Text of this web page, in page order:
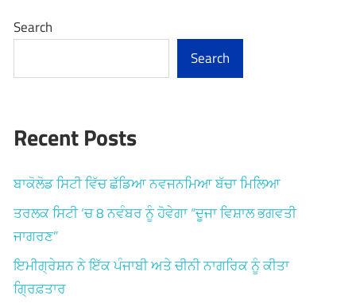
Search
Search
Recent Posts
ਬਾਕੋਲੋਡ ਸਿਟੀ ਵਿੱਚ ਛੱਡਿਆ ਨਵਜਨਮਿਆ ਬੱਚਾ ਮਿਲਿਆ
ਤਰਲਕ ਸਿਟੀ ‘ਚ 8 ਨਵੰਬਰ ਨੂੰ ਹੋਵੇਗਾ “ਦੂਜਾ ਵਿਸ਼ਾਲ ਭਗਵਤੀ
ਜਾਗਰਣ”
ਇਮੀਗ੍ਰੇਸ਼ਨ ਨੇ ਇੱਕ ਪੰਜਾਬੀ ਅਤੇ ਚੀਨੀ ਨਾਗਰਿਕ ਨੂੰ ਕੀਤਾ
ਗ੍ਰਿਫ਼ਤਾਰ